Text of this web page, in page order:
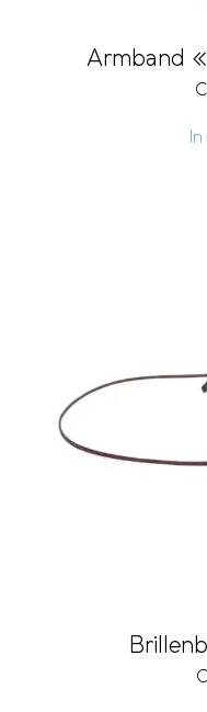
Armband